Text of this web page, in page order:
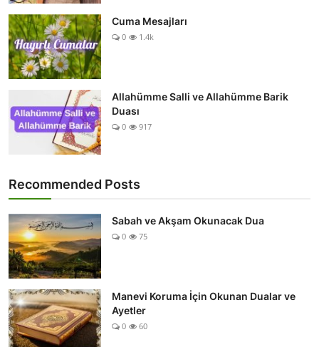
Cuma Mesajları
0 1.4k
Allahümme Salli ve Allahümme Barik
Duası
0 917
Recommended Posts
Sabah ve Akşam Okunacak Dua
0 75
Manevi Koruma İçin Okunan Dualar ve
Ayetler
0 60